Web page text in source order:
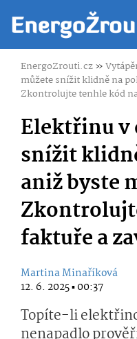
EnergoZrouti.cz»
můžete snížit klidně na
Zkontrolujte tenhle kód
Elektřinu v
snížit
aniž byste
faktuře a
Martina Minaříková
12. 6. 2025 ▪ 00:37
Topíte-li